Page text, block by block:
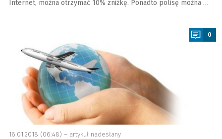
Internet, można otrzymać 10% zniżkę. Ponadto polisę można …
0
16.01.2018 (06:48) – artykuł nadesłany